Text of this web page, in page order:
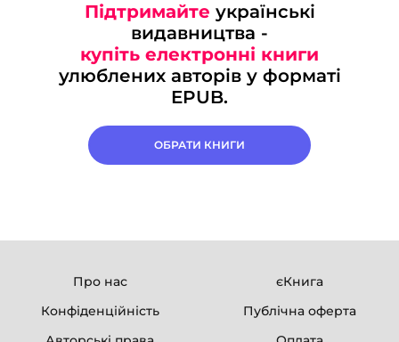
Підтримайте українські
видавництва -
купіть електронні книги
улюблених авторів у форматі
EPUB.
ОБРАТИ КНИГИ
Про нас
єКнига
Конфіденційність
Публічна оферта